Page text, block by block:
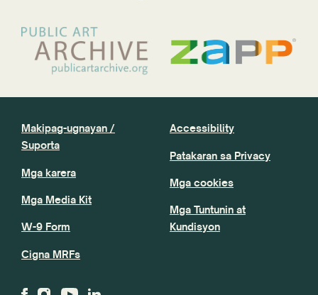
Makipag-ugnayan /
Suporta
Mga karera
Mga Media Kit
W-9 Form
Cigna MRFs
Accessibility
Patakaran sa Privacy
Mga cookies
Mga Tuntunin at
Kundisyon